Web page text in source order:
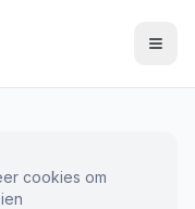
cookies om